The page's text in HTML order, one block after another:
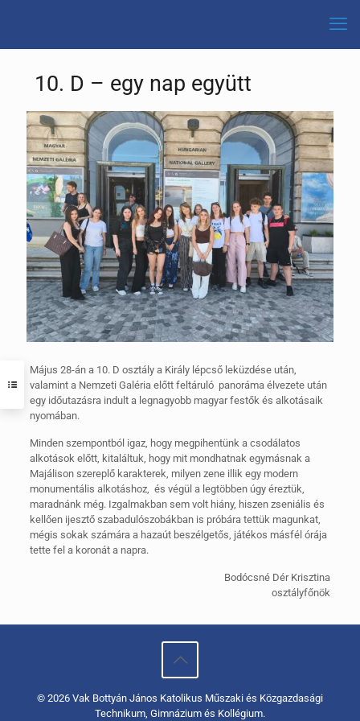
10. D – egy nap együtt
Május 28-án a 10. D osztály a Király lépcső leküzdése után,
valamint a Nemzeti Galéria előtt feltáruló panoráma élvezete után
egy időutazásra indult a legnagyobb magyar festők és alkotásaik
nyomában.
Minden szempontból igaz, hogy megpihentünk a csodálatos
alkotások előtt, kitaláltuk, hogy mit mondhatnak egymásnak a
Majálison szereplő karakterek, milyen zene illik egy modern
monumentális alkotáshoz, és végül a legtöbben úgy éreztük,
maradnánk még. Izgalmakban sem volt hiány, hiszen zseniális és
kellően ijesztő szabadulószobákban is próbára tettük magunkat,
mégis sokak számára a hazaút beszélgetős, játékos másfél órája
tette fel a koronát a napra.
Bodócsné Dér Krisztina
osztályfőnök
© 2026 Vak Bottyán János Katolikus Műszaki és Közgazdasági
Technikum, Gimnázium és Kollégium.